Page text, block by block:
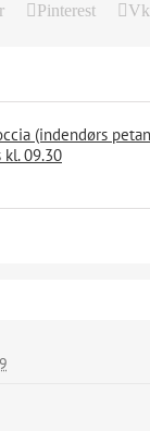
Pinterest Vk
(indendørs
kl. 09.30